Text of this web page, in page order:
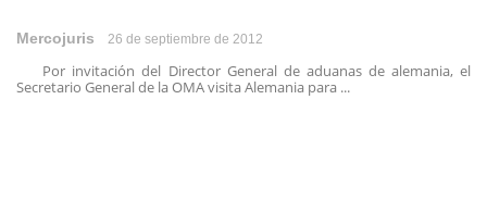
Mercojuris 26 de septiembre de 2012
Por invitación del Director General de aduanas de alemania, el
Secretario General de la OMA visita Alemania para ...